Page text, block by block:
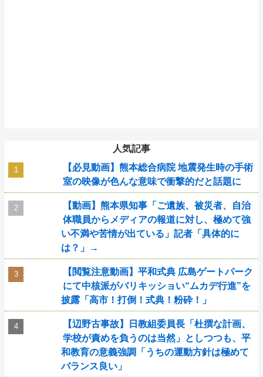
人気記事
【必見動画】熊本総合病院 地震発生時の手術
室の映像が色んな意味で衝撃的だと話題に
【動画】熊本県知事「ご遺族、被災者、自治
体職員からメディアの報道に対し、極めて強
い不満や苦情が出ている」記者「具体的に
は？」→
【閲覧注意動画】平和式典 広島ゲートパーク
にて中核派がバリキッショい“ムカデ行進”を
披露「高市！打倒！式典！粉砕！」
【辺野古事故】日教組委員長「杜撰な計画、
学校が責めを負うのは当然」としつつも、平
和教育の意義強調「うちの運動方針は極めて
バランス良い」